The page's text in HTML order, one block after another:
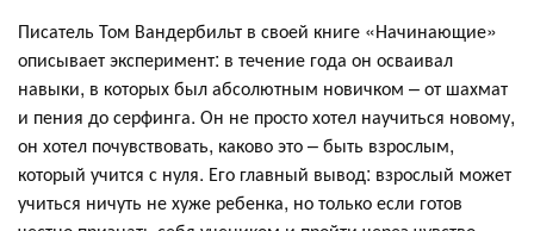
Писатель Том Вандербильт в своей книге «Начинающие»
описывает эксперимент: в течение года он осваивал
навыки, в которых был абсолютным новичком – от шахмат
и пения до серфинга. Он не просто хотел научиться новому,
он хотел почувствовать, каково это – быть взрослым,
который учится с нуля. Его главный вывод: взрослый может
учиться ничуть не хуже ребенка, но только если готов